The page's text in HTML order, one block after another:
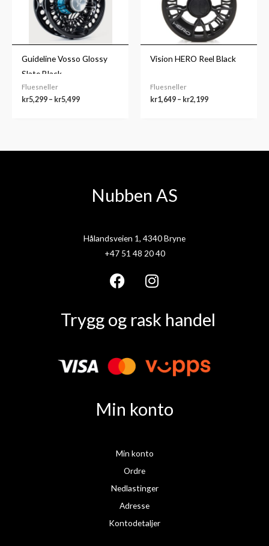
Guideline Vosso Glossy
Slate Black
Fluesneller
kr5,299 – kr5,499
Vision HERO Reel Black
Fluesneller
kr1,649 – kr2,199
Nubben AS
Hålandsveien 1, 4340 Bryne
+47 51 48 20 40
F
c
b
o
I
s
g
m
Trygg og rask handel
Min konto
Min konto
Ordre
Nedlastinger
Adresse
Kontodetaljer